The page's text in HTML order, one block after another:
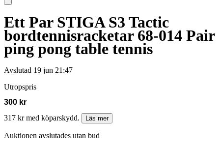
Ett Par STIGA S3 Tactic
bordtennisracketar 68-014 Pair
ping pong table tennis
Avslutad 19 jun 21:47
Utropspris
300 kr
317 kr med köparskydd.
Läs mer
Auktionen avslutades utan bud